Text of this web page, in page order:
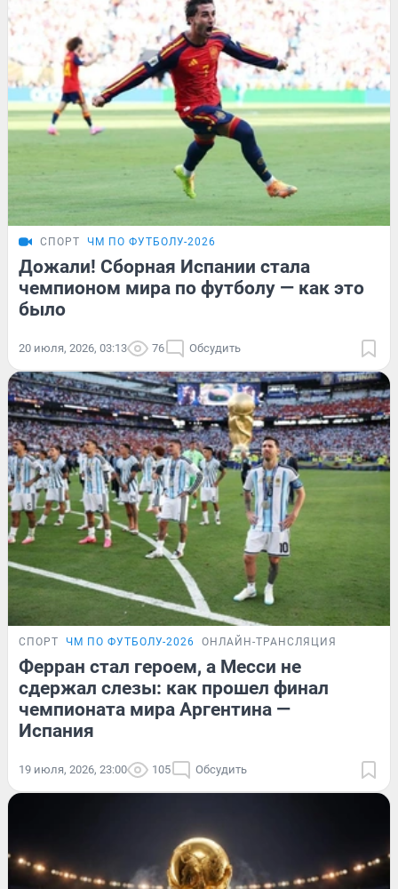
СПОРТ ЧМ ПО ФУТБОЛУ-2026
Дожали! Сборная Испании стала
чемпионом мира по футболу — как это
было
20 июля, 2026, 03:13 76 Обсудить
СПОРТ ЧМ ПО ФУТБОЛУ-2026 ОНЛАЙН-ТРАНСЛЯЦИЯ
Ферран стал героем, а Месси не
сдержал слезы: как прошел финал
чемпионата мира Аргентина —
Испания
19 июля, 2026, 23:00 105 Обсудить